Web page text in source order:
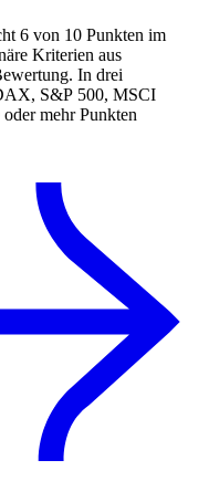
6 von 10 Punkten im
Kriterien aus
In drei
S&P 500, MSCI
mehr Punkten